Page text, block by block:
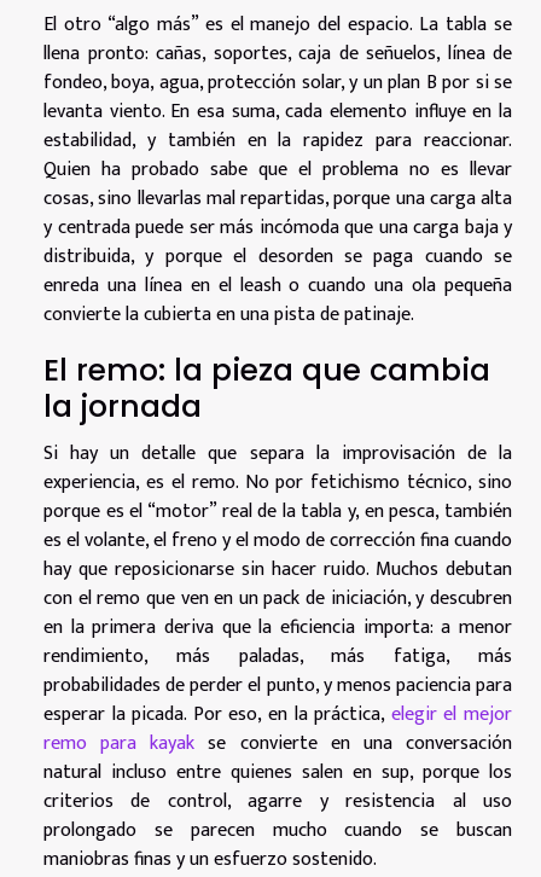
El otro “algo más” es el manejo del espacio. La tabla se
llena pronto: cañas, soportes, caja de señuelos, línea de
fondeo, boya, agua, protección solar, y un plan B por si se
levanta viento. En esa suma, cada elemento influye en la
estabilidad, y también en la rapidez para reaccionar.
Quien ha probado sabe que el problema no es llevar
cosas, sino llevarlas mal repartidas, porque una carga alta
y centrada puede ser más incómoda que una carga baja y
distribuida, y porque el desorden se paga cuando se
enreda una línea en el leash o cuando una ola pequeña
convierte la cubierta en una pista de patinaje.
El remo: la pieza que cambia
la jornada
Si hay un detalle que separa la improvisación de la
experiencia, es el remo. No por fetichismo técnico, sino
porque es el “motor” real de la tabla y, en pesca, también
es el volante, el freno y el modo de corrección fina cuando
hay que reposicionarse sin hacer ruido. Muchos debutan
con el remo que ven en un pack de iniciación, y descubren
en la primera deriva que la eficiencia importa: a menor
rendimiento, más paladas, más fatiga, más
probabilidades de perder el punto, y menos paciencia para
esperar la picada. Por eso, en la práctica,elegir el mejor
remo para kayak se convierte en una conversación
natural incluso entre quienes salen en sup, porque los
criterios de control, agarre y resistencia al uso
prolongado se parecen mucho cuando se buscan
maniobras finas y un esfuerzo sostenido.